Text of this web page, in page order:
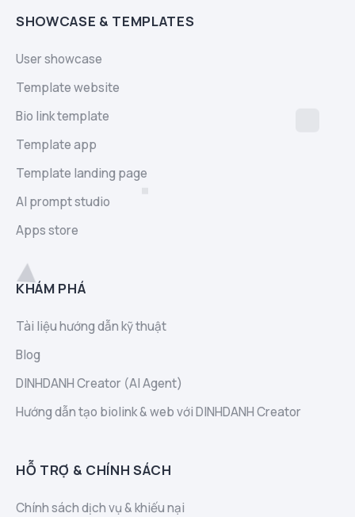
SHOWCASE & TEMPLATES
User showcase
Template website
Bio link template
Template app
Template landing page
AI prompt studio
Apps store
KHÁM PHÁ
Tài liệu hướng dẫn kỹ thuật
Blog
DINHDANH Creator (AI Agent)
Hướng dẫn tạo biolink & web với DINHDANH Creator
HỖ TRỢ & CHÍNH SÁCH
Chính sách dịch vụ & khiếu nại